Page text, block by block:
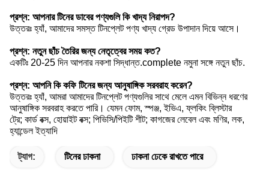
প্রশ্ন: আপনার টিনের ডাবের পণ্যগুলি কি খাদ্য নিরাপদ?
উত্তরঃ হ্যাঁ, আমাদের সমস্ত টিনপ্লেট পণ্য খাদ্য গ্রেড উপাদান দিয়ে আসে।
প্রশ্ন: নতুন ছাঁচ তৈরির জন্য নেতৃত্বের সময় কত?
একটিঃ 20-25 দিন আপনার নকশা সিদ্ধান্ত.complete নমুনা সঙ্গে নতুন ছাঁচ.
প্রশ্ন: আপনি কি কফি টিনের জন্য আনুষাঙ্গিক সরবরাহ করেন?
উত্তরঃ হ্যাঁ, আমরা আমাদের টিনপ্লেট পণ্যগুলির সাথে মেলে এমন বিভিন্ন ধরণের
আনুষাঙ্গিক সরবরাহ করতে পারি। যেমন ফোম, স্পঞ্জ, ইভিএ, ফ্লকিং ব্লিস্টার
ট্রে; কার্ড বক্স, হোয়াইট বক্স; পিভিসি/পিইটি শীট; কাগজের লেবেল এবং মণির, লক,
হ্যান্ডেল ইত্যাদি
ট্যাগ: টিনের ঢাকনা ঢাকনা ঢেকে রাখতে পারে